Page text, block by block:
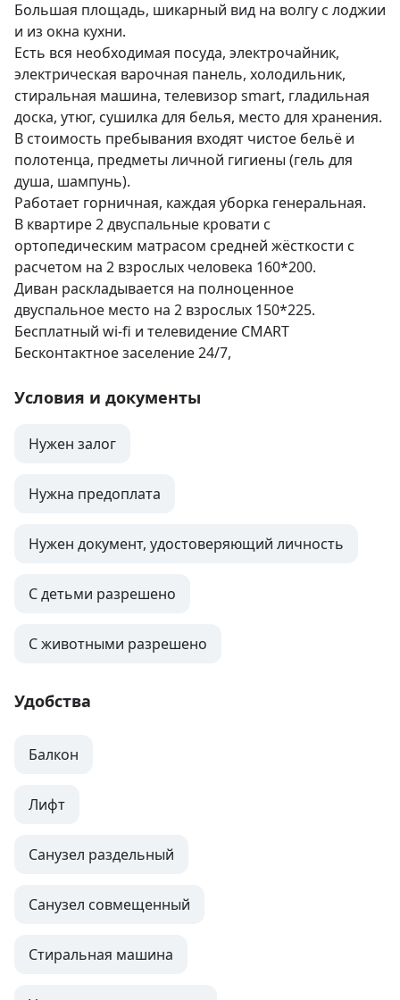
Большая площадь, шикарный вид на волгу с лоджии
и из окна кухни.
Есть вся необходимая посуда, электрочайник,
электрическая варочная панель, холодильник,
стиральная машина, телевизор smart, гладильная
доска, утюг, сушилка для белья, место для хранения.
В стоимость пребывания входят чистое бельё и
полотенца, предметы личной гигиены (гель для
душа, шампунь).
Работает горничная, каждая уборка генеральная.
В квартире 2 двуспальные кровати с
ортопедическим матрасом средней жёсткости с
расчетом на 2 взрослых человека 160*200.
Диван раскладывается на полноценное
двуспальное место на 2 взрослых 150*225.
Бесплатный wi-fi и телевидение CMART
Бесконтактное заселение 24/7,
Условия и документы
Нужен залог
Нужна предоплата
Нужен документ, удостоверяющий личность
С детьми разрешено
С животными разрешено
Удобства
Балкон
Лифт
Санузел раздельный
Санузел совмещенный
Стиральная машина